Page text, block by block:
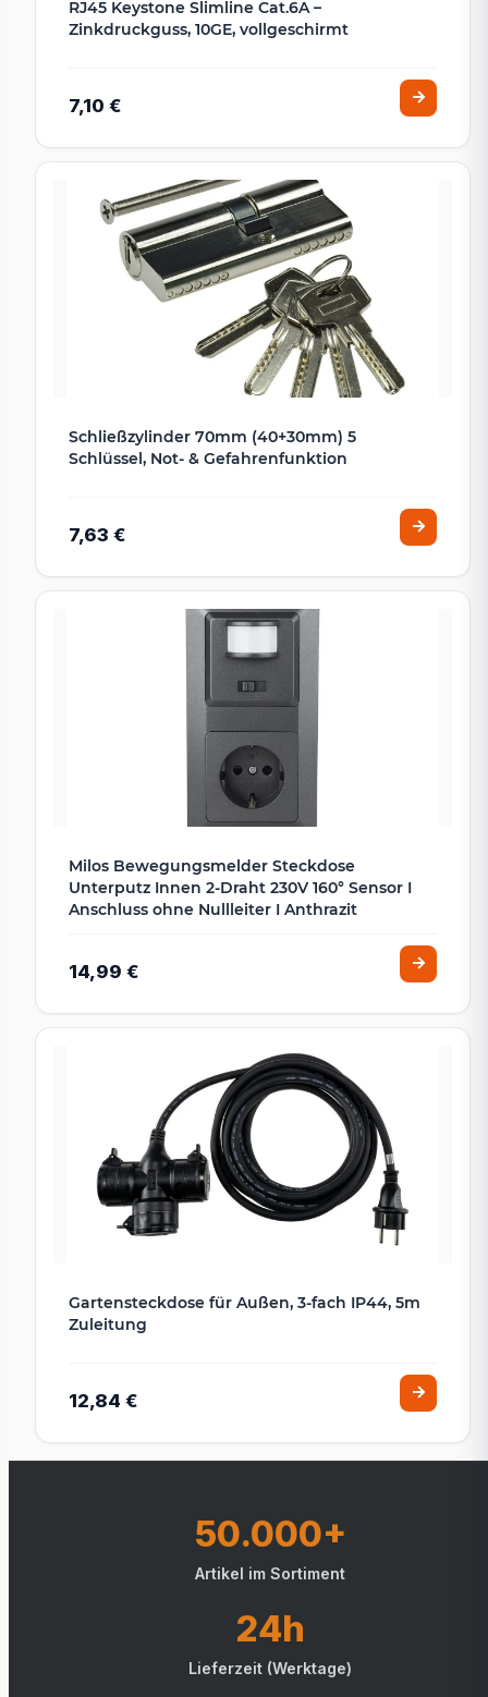
RJ45 Keystone Slimline Cat.6A –
Zinkdruckguss, 10GE, vollgeschirmt
7,10 €
Schließzylinder 70mm (40+30mm) 5
Schlüssel, Not- & Gefahrenfunktion
7,63 €
Milos Bewegungsmelder Steckdose
Unterputz Innen 2-Draht 230V 160° Sensor I
Anschluss ohne Nullleiter I Anthrazit
14,99 €
Gartensteckdose für Außen, 3-fach IP44, 5m
Zuleitung
12,84 €
50.000+
Artikel im Sortiment
24h
Lieferzeit (Werktage)